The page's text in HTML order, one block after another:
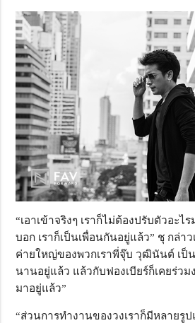
“เอาเข้าจริงๆ เราก็ไม่ต้องปรับตัวอะไ
บอก เราก็เป็นเพื่อนกันอยู่แล้ว” ชุ กล่า
ค่ายใหญ่ของพวกเราพี่จุ๊บ วุฒินันต์ เป็
นานอยู่แล้ว แล้วกับฟองเบียร์ก็เคยร่วม
มาอยู่แล้ว”
“ส่วนการทำงานของวงเราก็มีหลายรู